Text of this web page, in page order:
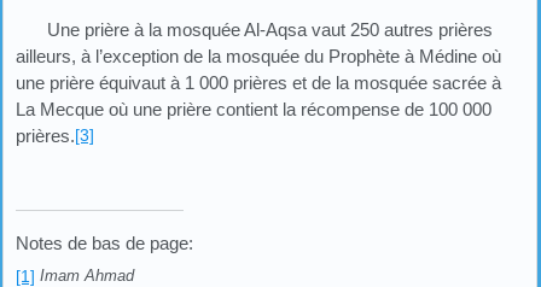
Une prière à la mosquée Al-Aqsa vaut 250 autres prières
ailleurs, à l’exception de la mosquée du Prophète à Médine où
une prière équivaut à 1 000 prières et de la mosquée sacrée à
La Mecque où une prière contient la récompense de 100 000
prières.[3]
Notes de bas de page:
[1] Imam Ahmad